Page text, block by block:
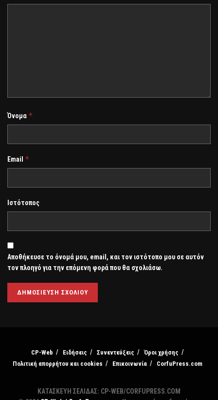
Όνομα *
Email *
Ιστότοπος
Αποθήκευσε το όνομά μου, email, και τον ιστότοπο μου σε αυτόν
τον πλοηγό για την επόμενη φορά που θα σχολιάσω.
CP-Web Ειδήσεις Συνεντεύξεις
Όροι χρήσης
Πολιτική απορρήτου και cookies
Επικοινωνία CorfuPress.com
ΚΑΤΑΣΚΕΥΗ ΣΕΛΙΔΑΣ: CP-WEB/CORFUPRESS.COM